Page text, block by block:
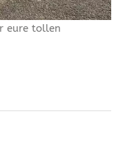
eure tollen